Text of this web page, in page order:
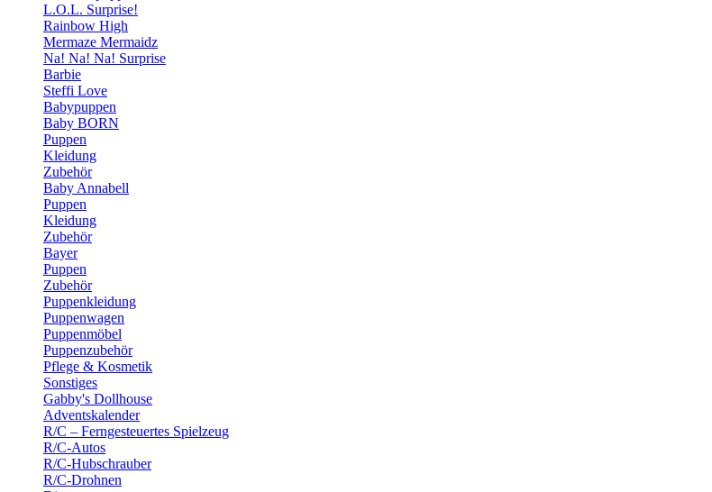
L.O.L. Surprise!
Rainbow High
Mermaze Mermaidz
Na! Na! Na! Surprise
Barbie
Steffi Love
Babypuppen
Baby BORN
Puppen
Kleidung
Zubehör
Baby Annabell
Puppen
Kleidung
Zubehör
Bayer
Puppen
Zubehör
Puppenkleidung
Puppenwagen
Puppenmöbel
Puppenzubehör
Pflege & Kosmetik
Sonstiges
Gabby's Dollhouse
Adventskalender
R/C – Ferngesteuertes Spielzeug
R/C-Autos
R/C-Hubschrauber
R/C-Drohnen